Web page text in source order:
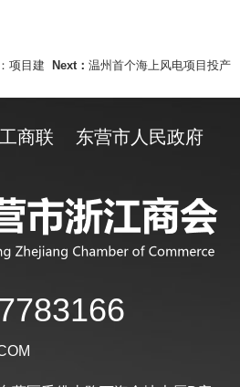
项目建 Next：温州首个海上风电项目投产
商联 东营市人民政府